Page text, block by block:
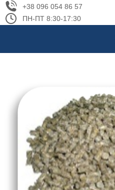
+38 096 054 86 57
ПН-ПТ 8:30-17:30